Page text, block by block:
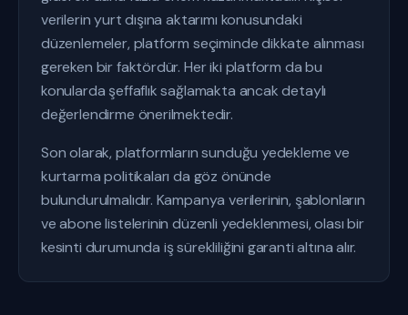
verilerin yurt dışına aktarımı konusundaki
düzenlemeler, platform seçiminde dikkate alınması
gereken bir faktördür. Her iki platform da bu
konularda şeffaflık sağlamakta ancak detaylı
değerlendirme önerilmektedir.
Son olarak, platformların sunduğu yedekleme ve
kurtarma politikaları da göz önünde
bulundurulmalıdır. Kampanya verilerinin, şablonların
ve abone listelerinin düzenli yedeklenmesi, olası bir
kesinti durumunda iş sürekliliğini garanti altına alır.